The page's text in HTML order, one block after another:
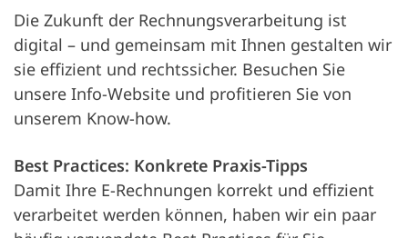
Die Zukunft der Rechnungsverarbeitung ist
digital – und gemeinsam mit Ihnen gestalten wir
sie effizient und rechtssicher. Besuchen Sie
unsere Info-Website und profitieren Sie von
unserem Know-how.
Best Practices: Konkrete Praxis-Tipps
Damit Ihre E-Rechnungen korrekt und effizient
verarbeitet werden können, haben wir ein paar